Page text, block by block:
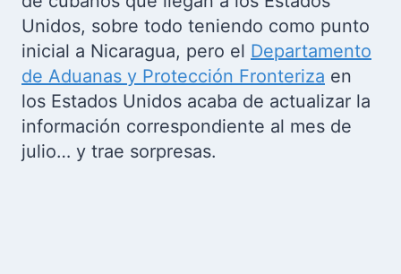
Unidos, sobre todo teniendo como punto
inicial a Nicaragua, pero el Departamento
de Aduanas y Protección Fronteriza en
los Estados Unidos acaba de actualizar la
información correspondiente al mes de
julio… y trae sorpresas.